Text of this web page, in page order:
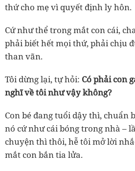
thứ cho mẹ vì quyết định ly hôn.
Cứ như thể trong mắt con cái,
phải biết hết mọi thứ, phải chịu
than vãn.
Tôi dừng lại, tự hỏi: Có phải con
nghĩ về tôi như vậy không?
Con bé đang tuổi dậy thì, chuẩn
nó cứ như cái bóng trong nhà –
chuyện thì thôi, hễ tôi mở lời
mắt con bắn tia lửa.